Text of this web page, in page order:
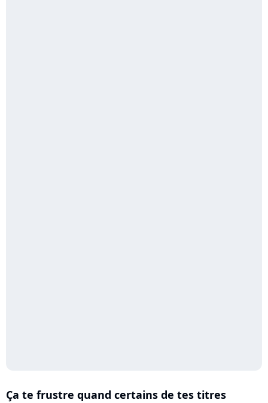
Ça te frustre quand certains de tes titres